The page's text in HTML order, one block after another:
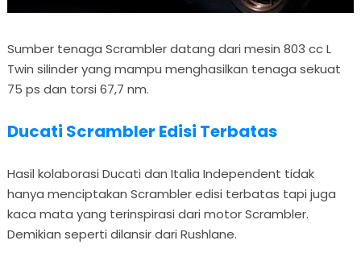
Sumber tenaga Scrambler datang dari mesin 803 cc L
Twin silinder yang mampu menghasilkan tenaga sekuat
75 ps dan torsi 67,7 nm.
Ducati Scrambler Edisi Terbatas
Hasil kolaborasi Ducati dan Italia Independent tidak
hanya menciptakan Scrambler edisi terbatas tapi juga
kaca mata yang terinspirasi dari motor Scrambler.
Demikian seperti dilansir dari Rushlane.